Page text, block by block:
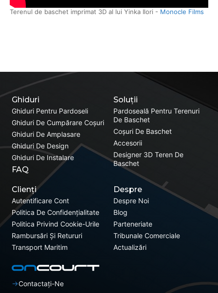
Terenul de baschet imprimat 3D al lui Yinka Ilori - Monocle Films
Soluții
Pardoseală Pentru Terenuri
De Baschet
Coșuri De Baschet
Accesorii
Designer 3D Teren De
Baschet
Ghiduri
Ghiduri Pentru Pardoseli
Ghiduri De Cumpărare Coșuri
Ghiduri De Amplasare
Ghiduri De Design
Ghiduri De Instalare
FAQ
Clienți
Autentificare Cont
Politica De Confidențialitate
Politica Privind Cookie-Urile
Rambursări Și Retururi
Transport Maritim
Despre
Despre Noi
Blog
Parteneriate
Tribunale Comerciale
Actualizări
Contactați-Ne